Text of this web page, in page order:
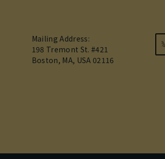
Mailing Address:
198 Tremont St. #421
Boston, MA, USA 02116